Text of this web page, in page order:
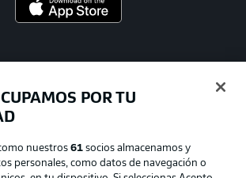
POR TU
nuestros61 socios almacenamos y
personales, como datos de navegación o